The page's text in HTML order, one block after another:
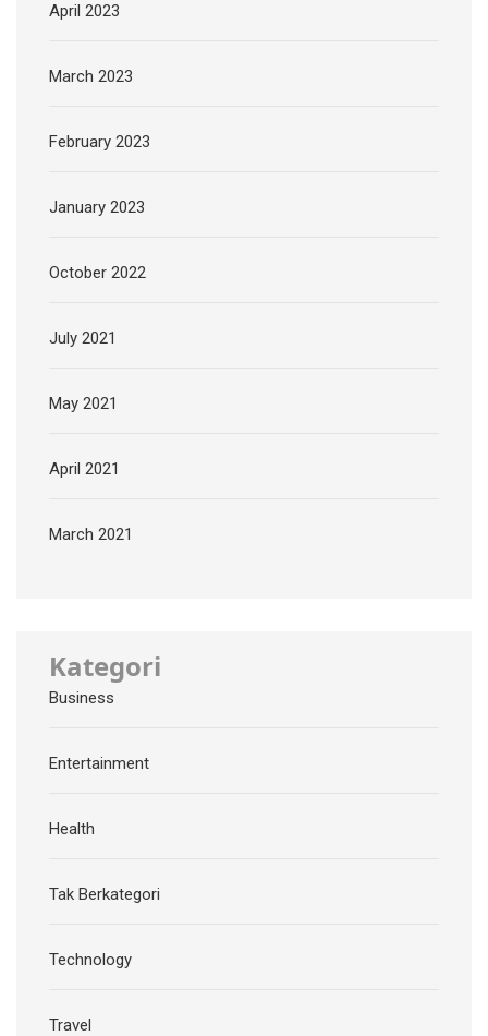
April 2023
March 2023
February 2023
January 2023
October 2022
July 2021
May 2021
April 2021
March 2021
Kategori
Business
Entertainment
Health
Tak Berkategori
Technology
Travel